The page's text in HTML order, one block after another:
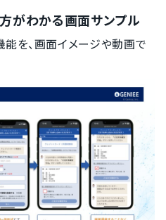
がわかる画面サンプル
を、画面イメージや動画で